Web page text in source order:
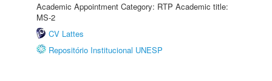
Academic Appointment Category: RTP Academic title:
MS-2
CV Lattes
Repositório Institucional UNESP